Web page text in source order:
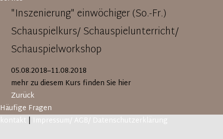
"Inszenierung" einwöchiger (So.-Fr.)
Schauspielkurs/ Schauspielunterricht/
Schauspielworkshop
05.08.2018–11.08.2018
mehr zu diesem Kurs finden Sie hier
Zurück
Häufige Fragen
kontakt | Impressum/ AGB/ Datenschutzerklärung